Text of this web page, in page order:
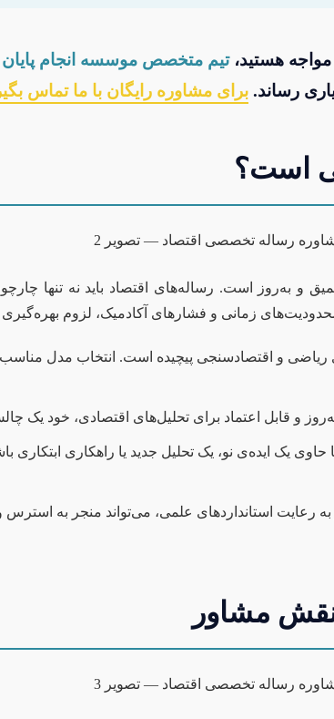
مواجه هستید،تیم متخصص موسسه انجام پایان
رساند. برای مشاوره رایگان با ما تماس
است؟
و به‌روز است. رساله‌های اقتصاد باید نه تنها
محدودیت‌های زمانی و فشارهای آکادمیک، لزوم
ریاضی و اقتصادسنجی پیچیده است. انتخاب مدل
و قابل اعتماد برای تحلیل‌های اقتصادی، خود یک
یک ایده‌ی نو، یک تحلیل جدید یا راهکاری ابتکاری
به رعایت استانداردهای علمی، می‌تواند منجر به
مشاور